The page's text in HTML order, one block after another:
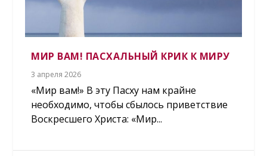
МИР ВАМ! ПАСХАЛЬНЫЙ КРИК К МИРУ
3 апреля 2026
«Мир вам!» В эту Пасху нам крайне
необходимо, чтобы сбылось приветствие
Воскресшего Христа: «Мир...